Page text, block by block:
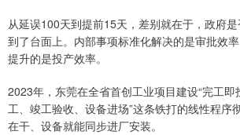
从延误100天到提前15天，差别就在于，政府是
到了台面上。内部事项标准化解决的是审批效
提升的是投产效率。
2023年，东莞在全省首创工业项目建设“完工即
工、竣工验收、设备进场”这条铁打的线性程序
在干、设备就能同步进厂安装。